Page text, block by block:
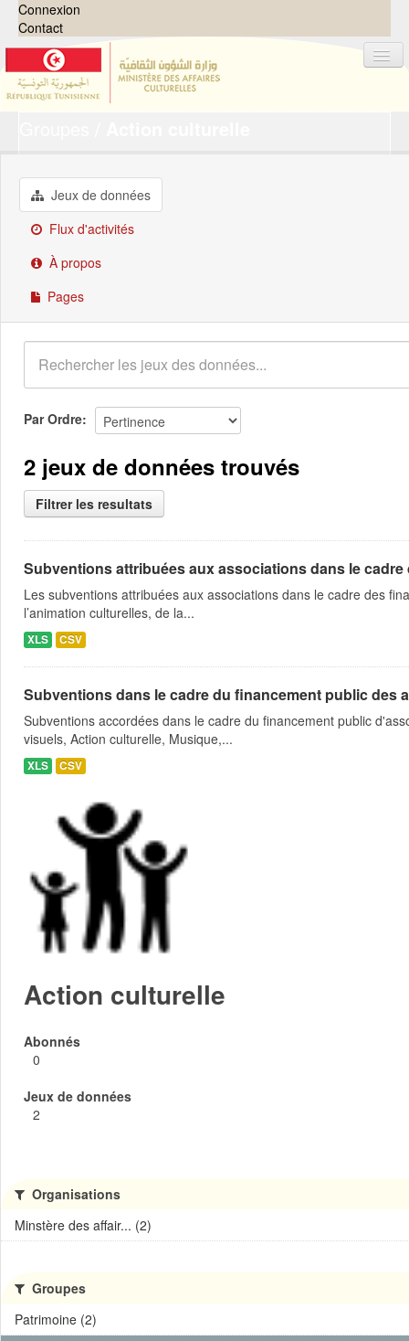
Connexion
Contact
Groupes
Demandes
À propos
Jeux de données
Flux d'activités
À propos
Pages
Par Ordre
2 jeux de données trouvés
Filtrer les resultats
Subventions attribuées aux associations dans le
Les subventions attribuées aux associations dans le cadre des
l’animation culturelles, de la...
XLS CSV
Subventions dans le cadre du financement public des
Subventions accordées dans le cadre du financement public
visuels, Action culturelle, Musique,...
XLS CSV
Action culturelle
Abonnés
0
Jeux de données
2
Organisations
Minstère des affair... (2)
Groupes
Patrimoine (2)